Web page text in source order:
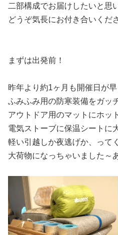
二部構成でお届けしたいと思
どうぞ気長にお付き合いくだ
まずは出発前！
昨年より約1ヶ月も開催日が
ふみふみ用の防寒装備をガッ
アウトドア用のマットにホッ
電気ストーブに保温シートに
軽い引越しか夜逃げか、って
大荷物になっちゃいました～